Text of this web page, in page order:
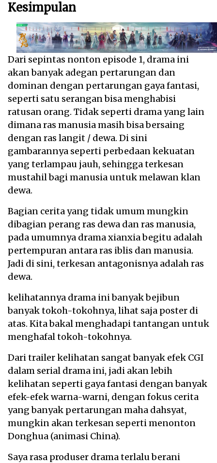
Kesimpulan
Dari sepintas nonton episode 1, drama ini
akan banyak adegan pertarungan dan
dominan dengan pertarungan gaya fantasi,
seperti satu serangan bisa menghabisi
ratusan orang. Tidak seperti drama yang lain
dimana ras manusia masih bisa bersaing
dengan ras langit / dewa. Di sini
gambarannya seperti perbedaan kekuatan
yang terlampau jauh, sehingga terkesan
mustahil bagi manusia untuk melawan klan
dewa.
Bagian cerita yang tidak umum mungkin
dibagian perang ras dewa dan ras manusia,
pada umumnya drama xianxia begitu adalah
pertempuran antara ras iblis dan manusia.
Jadi di sini, terkesan antagonisnya adalah ras
dewa.
kelihatannya drama ini banyak bejibun
banyak tokoh-tokohnya, lihat saja poster di
atas. Kita bakal menghadapi tantangan untuk
menghafal tokoh-tokohnya.
Dari trailer kelihatan sangat banyak efek CGI
dalam serial drama ini, jadi akan lebih
kelihatan seperti gaya fantasi dengan banyak
efek-efek warna-warni, dengan fokus cerita
yang banyak pertarungan maha dahsyat,
mungkin akan terkesan seperti menonton
Donghua (animasi China).
Saya rasa produser drama terlalu berani